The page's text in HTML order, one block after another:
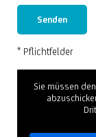
* Pflichtfelder
Sie müssen